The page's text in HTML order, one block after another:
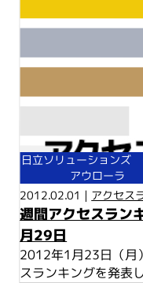
日立ソリューションズ
アウローラ
2012.02.01 | アクセス
週間アクセスラ
月29日
2012年1月23日（月
スランキングを発表